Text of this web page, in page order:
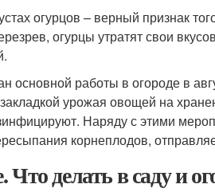
огурцов – верный признак
огурцы утратят свои
работы в огороде в
урожая овощей на
Наряду с этими
корнеплодов,
Что делать в саду и